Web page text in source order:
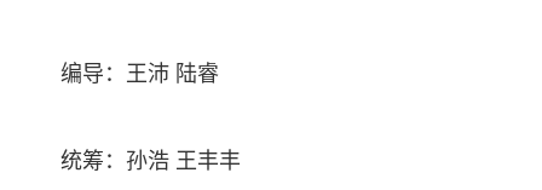
编导：王沛 陆睿
统筹：孙浩 王丰丰